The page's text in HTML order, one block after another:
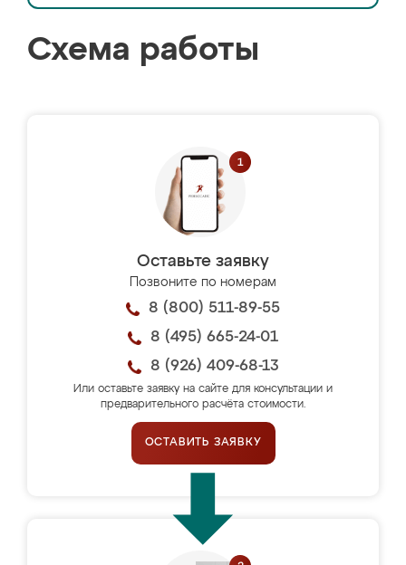
Схема работы
Оставьте заявку
Позвоните по номерам
8 (800) 511-89-55
8 (495) 665-24-01
8 (926) 409-68-13
Или оставьте заявку на сайте для консультации и
предварительного расчёта стоимости.
ОСТАВИТЬ ЗАЯВКУ